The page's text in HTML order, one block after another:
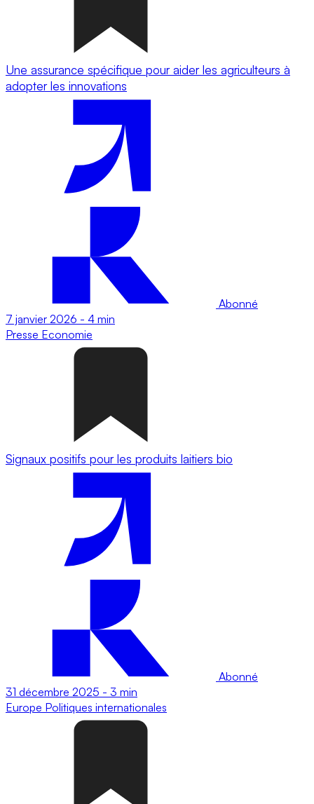
Une assurance spécifique pour aider les agriculteurs à
adopter les innovations
Abonné
7 janvier 2026 - 4 min
Presse Economie
Signaux positifs pour les produits laitiers bio
Abonné
31 décembre 2025 - 3 min
Europe Politiques internationales